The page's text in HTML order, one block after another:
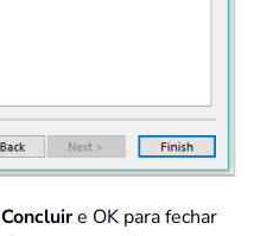
Concluire OK para fechar